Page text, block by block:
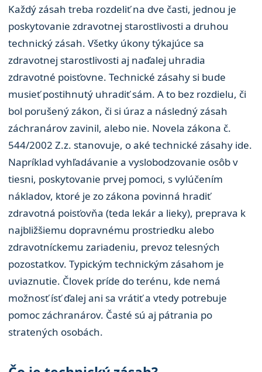
Každý zásah treba rozdeliť na dve časti, jednou je
poskytovanie zdravotnej starostlivosti a druhou
technický zásah. Všetky úkony týkajúce sa
zdravotnej starostlivosti aj naďalej uhradia
zdravotné poisťovne. Technické zásahy si bude
musieť postihnutý uhradiť sám. A to bez rozdielu, či
bol porušený zákon, či si úraz a následný zásah
záchranárov zavinil, alebo nie. Novela zákona č.
544/2002 Z.z. stanovuje, o aké technické zásahy ide.
Napríklad vyhľadávanie a vyslobodzovanie osôb v
tiesni, poskytovanie prvej pomoci, s vylúčením
nákladov, ktoré je zo zákona povinná hradiť
zdravotná poisťovňa (teda lekár a lieky), preprava k
najbližšiemu dopravnému prostriedku alebo
zdravotníckemu zariadeniu, prevoz telesných
pozostatkov. Typickým technickým zásahom je
uviaznutie. Človek príde do terénu, kde nemá
možnosť ísť ďalej ani sa vrátiť a vtedy potrebuje
pomoc záchranárov. Časté sú aj pátrania po
stratených osobách.